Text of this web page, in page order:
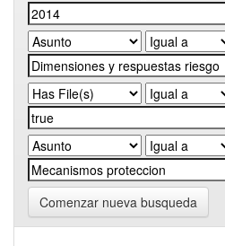
Comenzar nueva busqueda